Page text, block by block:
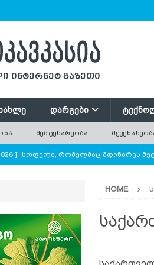
ᲓᲐᲠᲒᲔᲑᲘ
ᲛᲔᲛᲪᲔᲜᲐᲠᲔᲝᲑᲐ
] სოფელი, რომელმაც მდინარეს
] შავი ქლიავის მყნობით გამრავლება
] ბავშვის დაბადება, ქორწილი,
აღსანიშნავად?
HOME